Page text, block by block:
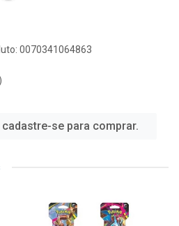
0070341064863
se para comprar.